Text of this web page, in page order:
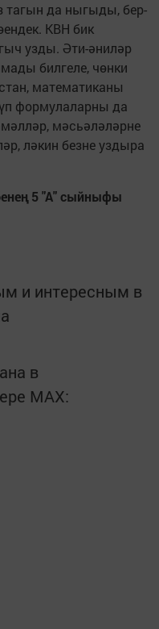
тагын да ныгыды, бер-
КВН бик
узды. Әти-әниләр
билгеле, чөнки
математиканы
формулаларны да
мәсьә­ләләрне
ләкин безне уздыра
ң 5 "А" сыйныфы
и интересным в
в
MАХ: